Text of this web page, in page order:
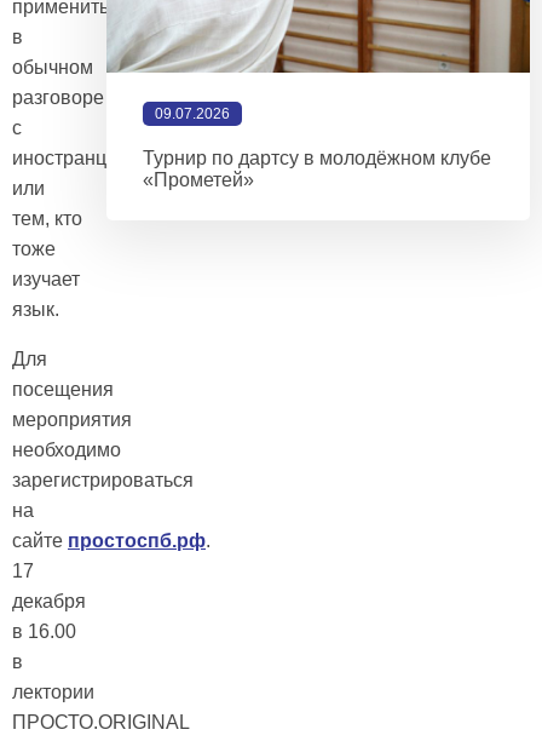
применить
в
обычном
разговоре
с
иностранцем
или
тем, кто
тоже
изучает
язык.
Для
посещения
мероприятия
необходимо
зарегистрироваться
на
сайте простоспб.рф.
17
декабря
в 16.00
в
лектории
ПРОСТО.ORIGINAL
09.07.2026
Турнир по дартсу в молодёжном клубе
«Прометей»